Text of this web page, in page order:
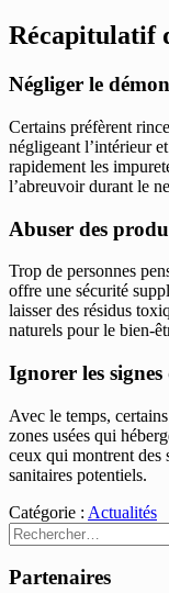
Récapitulatif
Négliger le
Certains préfèrent
négligeant l’intérieur
rapidement les
l’abreuvoir durant le
Abuser des
Trop de personnes
offre une sécurité
laisser des résidus
naturels pour le bien-
Ignorer les
Avec le temps,
zones usées qui
ceux qui montrent des
sanitaires potentiels.
Catégorie : Actualités
Rechercher :
Partenaires